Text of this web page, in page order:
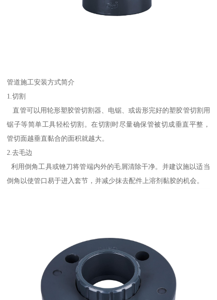
管道施工安装方式简介
1.切割
直管可以用轮形塑胶管切割器、电锯、或齿形完好的塑胶管切割用
锯子等简单工具轻松切割。在切割时尽量确保管被切成垂直平整，
管切面越垂直黏合的面积就越大。
2.去毛边
利用倒角工具或锉刀将管端内外的毛屑清除干净。并建议施以适当
倒角以使管口易于进入套节，并减少抹去配件上溶剂黏胶的机会。